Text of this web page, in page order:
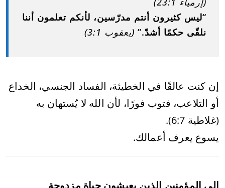
“ليس كثيرون أنتم مدرّسين، لأنكم تعلمون أننا
نلقّى حكمًا أشدّ.” (يعقوب 3:1)
إن كنت عالقًا في الخطيئة، الفساد الجنسي، الخداع
أو التلاعب، فتوب فورًا، لأن الله لا يُستهان به
(غلاطية 6:7).
يسوع يعرف أعمالك.
إلى المؤمنين الذين يعيشون حياة مزدوجة